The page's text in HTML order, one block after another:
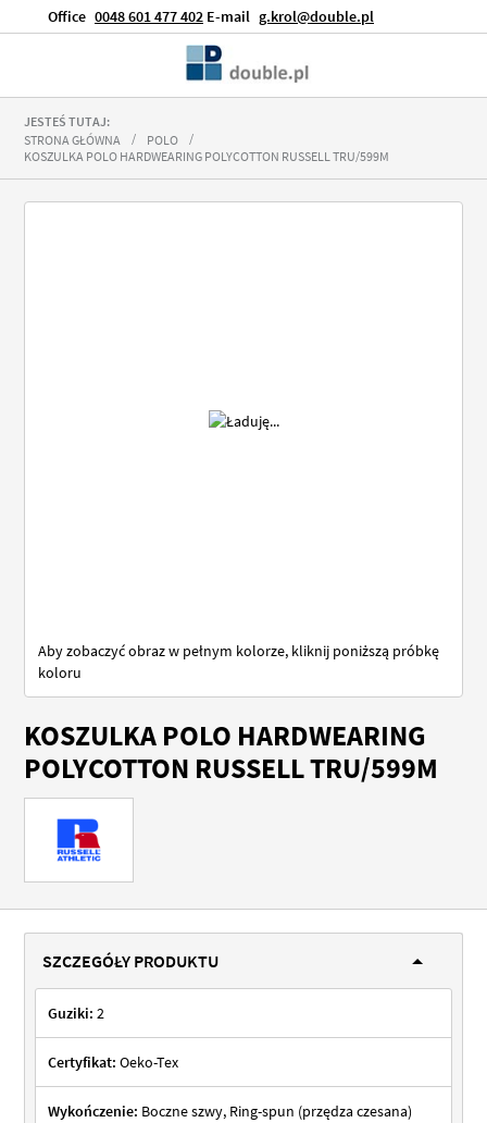
Office 0048 601 477 402 E-mail g.krol@double.pl
JESTEŚ TUTAJ:
STRONA GŁÓWNA
POLO
KOSZULKA POLO HARDWEARING POLYCOTTON RUSSELL TRU/599M
KOSZULKA POLO HARDWEARING
POLYCOTTON RUSSELL TRU/599M
Aby zobaczyć obraz w pełnym kolorze, kliknij poniższą próbkę
koloru
na
początek
galerii
SZCZEGÓŁY PRODUKTU
Guziki: 2
Certyfikat: Oeko-Tex
Wykończenie: Boczne szwy, Ring-spun (przędza czesana)